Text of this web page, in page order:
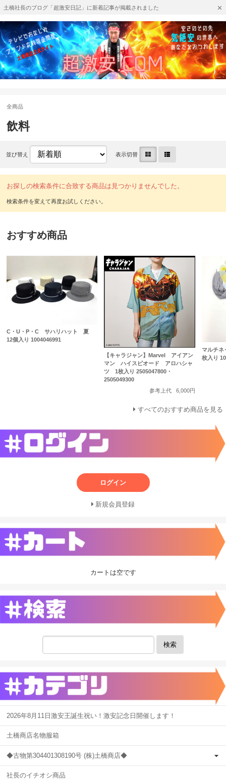
土橋社長のブログ「超激安日記」に新着記事が掲載されました
全商品
飲料
並び替え 表示切替
お探しの検索条件に合致する商品は見つかりませんでした。
おすすめ商品
C・U・P・C サハリハット 夏
12個入り 1004046991
【キャラジャン】Marvel アイアン
マン ハイスピオード アロハシャ
ツ 1枚入り 2505047800・
2505049300
参考上代
6,000円
マルチ
枚入り
すべてのおすすめ商品を見る
ログイン
新規会員登録
カートは空です
検索
2026年8月11日激安王誕生祝い！激安記念日開催します！
土橋商店名物服箱
◆古物第304401308190号 (株)土橋商店◆
社長のイチオシ商品